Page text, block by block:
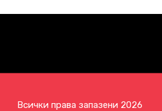
Всички права запазени 2026